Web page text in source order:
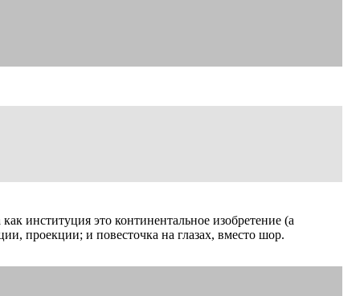
институция это континентальное изобретение (а
проекции; и повесточка на глазах, вместо шор.